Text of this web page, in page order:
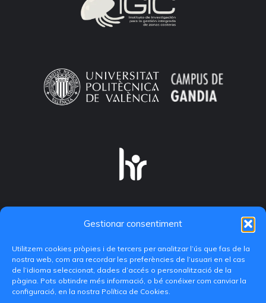
Gestionar consentiment
Utilitzem cookies pròpies i de tercers per analitzar l’ús que fas de la
nostra web, com ara recordar les preferències de l’usuari en el cas
de l’idioma seleccionat, dades d’accés o personalització de la
pàgina. Pots obtindre més informació, o bé conéixer com canviar la
configuració, en la nostra Política de Cookies.
C/ Paranimf, 1 - 46730 Grau de Gandia